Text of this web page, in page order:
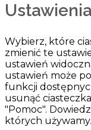
Wybierz, które
zmienić te
ustawień
ustawień może
funkcji
usunąć
"Pomoc".
których używamy.